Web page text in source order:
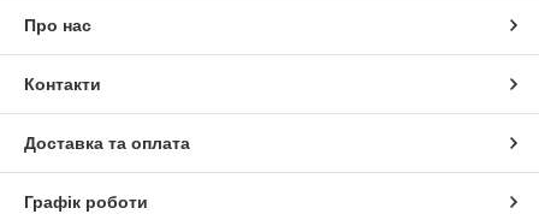
Про нас
Контакти
Доставка та оплата
Графік роботи